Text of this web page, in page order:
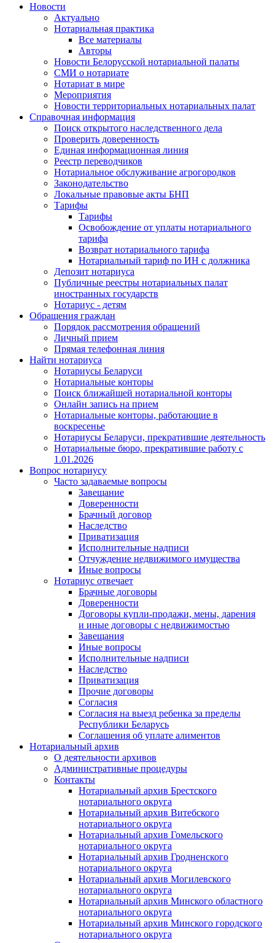
Новости
Актуально
Нотариальная практика
Все материалы
Авторы
Новости Белорусской нотариальной палаты
СМИ о нотариате
Нотариат в мире
Мероприятия
Новости территориальных нотариальных палат
Справочная информация
Поиск открытого наследственного дела
Проверить доверенность
Единая информационная линия
Реестр переводчиков
Нотариальное обслуживание агрогородков
Законодательство
Локальные правовые акты БНП
Тарифы
Тарифы
Освобождение от уплаты нотариального
тарифа
Возврат нотариального тарифа
Нотариальный тариф по ИН с должника
Депозит нотариуса
Публичные реестры нотариальных палат
иностранных государств
Нотариус - детям
Обращения граждан
Порядок рассмотрения обращений
Личный прием
Прямая телефонная линия
Найти нотариуса
Нотариусы Беларуси
Нотариальные конторы
Поиск ближайшей нотариальной конторы
Онлайн запись на прием
Нотариальные конторы, работающие в
воскресенье
Нотариусы Беларуси, прекратившие деятельность
Нотариальные бюро, прекратившие работу с
1.01.2026
Вопрос нотариусу
Часто задаваемые вопросы
Завещание
Доверенности
Брачный договор
Наследство
Приватизация
Исполнительные надписи
Отчуждение недвижимого имущества
Иные вопросы
Нотариус отвечает
Брачные договоры
Доверенности
Договоры купли-продажи, мены, дарения
и иные договоры с недвижимостью
Завещания
Иные вопросы
Исполнительные надписи
Наследство
Приватизация
Прочие договоры
Согласия
Согласия на выезд ребенка за пределы
Республики Беларусь
Соглашения об уплате алиментов
Нотариальный архив
О деятельности архивов
Административные процедуры
Контакты
Нотариальный архив Брестского
нотариального округа
Нотариальный архив Витебского
нотариального округа
Нотариальный архив Гомельского
нотариального округа
Нотариальный архив Гродненского
нотариального округа
Нотариальный архив Могилевского
нотариального округа
Нотариальный архив Минского областного
нотариального округа
Нотариальный архив Минского городского
нотариального округа